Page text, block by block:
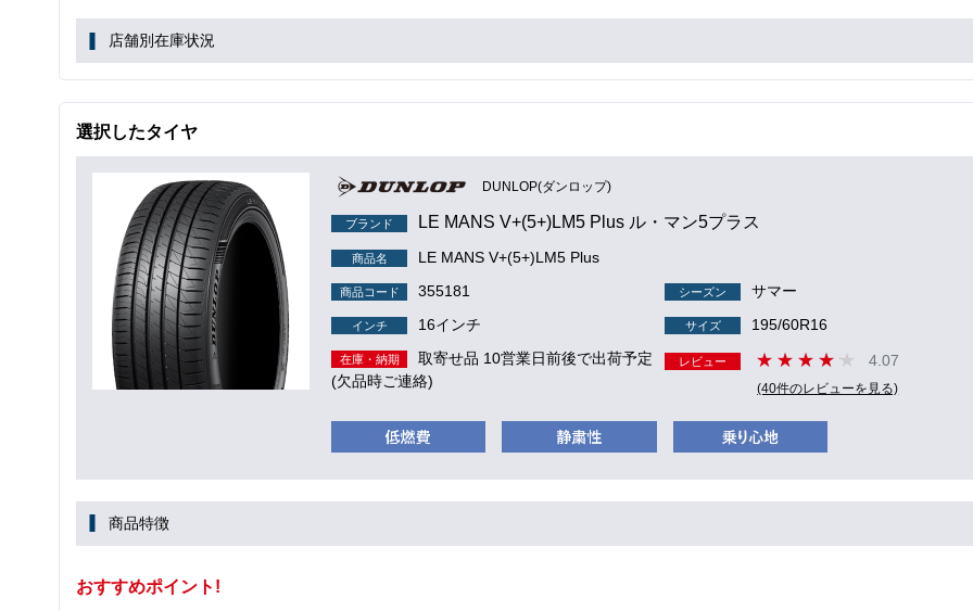
店舗別在庫状況
選択したタイヤ
DUNLOP(ダンロップ)
ブランド LE MANS V+(5+)LM5 Plus ル・マン5プラス
商品名 LE MANS V+(5+)LM5 Plus
商品コード 355181 シーズン サマー
インチ 16インチ サイズ 195/60R16
在庫・納期
取寄せ品 10営業日前後で出荷予定
(欠品時ご連絡)
レビュー 4.07
(40件のレビューを見る)
商品特徴
おすすめポイント!